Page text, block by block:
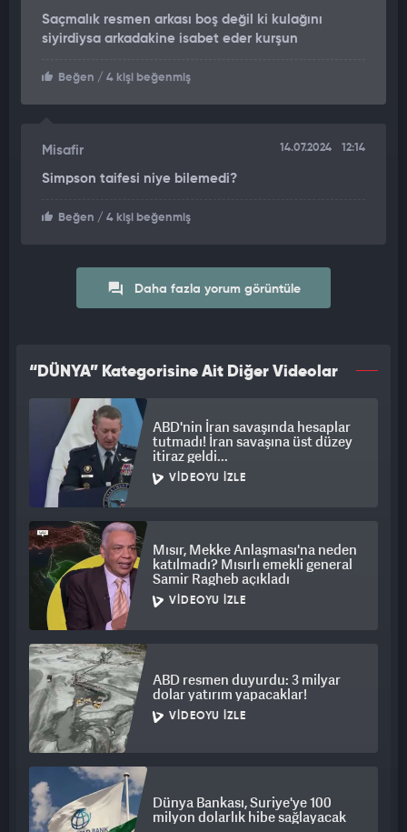
Saçmalık resmen arkası boş değil ki kulağını
siyirdiysa arkadakine isabet eder kurşun
Beğen / 4 kişi beğenmiş
Misafir 14.07.2024 12:14
Simpson taifesi niye bilemedi?
Beğen / 4 kişi beğenmiş
Daha fazla yorum görüntüle
“DÜNYA” Kategorisine Ait Diğer Videolar
ABD'nin İran savaşında hesaplar
tutmadı! İran savaşına üst düzey
itiraz geldi...
VIDEOYU İZLE
Mısır, Mekke Anlaşması'na neden
katılmadı? Mısırlı emekli general
Samir Ragheb açıkladı
VIDEOYU İZLE
ABD resmen duyurdu: 3 milyar
dolar yatırım yapacaklar!
VIDEOYU İZLE
Dünya Bankası, Suriye'ye 100
milyon dolarlık hibe sağlayacak